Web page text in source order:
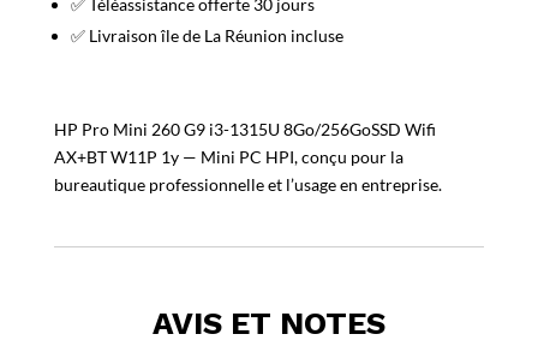
✅ Téléassistance offerte 30 jours
✅ Livraison île de La Réunion incluse
HP Pro Mini 260 G9 i3-1315U 8Go/256GoSSD Wifi
AX+BT W11P 1y — Mini PC HPI, conçu pour la
bureautique professionnelle et l’usage en entreprise.
AVIS ET NOTES